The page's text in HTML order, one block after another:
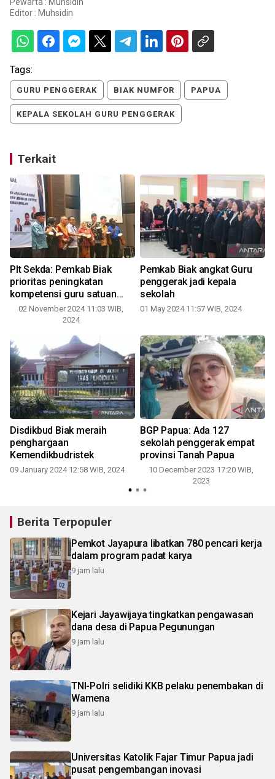
Editor : Muhsidin
Tags:
GURU PENGGERAK BIAK NUMFOR PAPUA
KEPALA SEKOLAH GURU PENGGERAK
Terkait
Plt Sekda: Pemkab Biak
prioritas peningkatan
kompetensi guru satuan
pendidikan
02 November 2024 11:03 WIB,
2024
Pemkab Biak angkat Guru
penggerak jadi kepala
sekolah
01 May 2024 11:57 WIB, 2024
Disdikbud Biak meraih
penghargaan
Kemendikbudristek
09 January 2024 12:58 WIB, 2024
BGP Papua: Ada 127
sekolah penggerak empat
provinsi Tanah Papua
10 December 2023 17:20 WIB,
2023
Berita Terpopuler
Pemkot Jayapura libatkan 780 pencari kerja
dalam program padat karya
9 jam lalu
Kejari Jayawijaya tingkatkan pengawasan
dana desa di Papua Pegunungan
9 jam lalu
TNI-Polri selidiki KKB pelaku penembakan di
Wamena
9 jam lalu
Universitas Katolik Fajar Timur Papua jadi
pusat pengembangan inovasi